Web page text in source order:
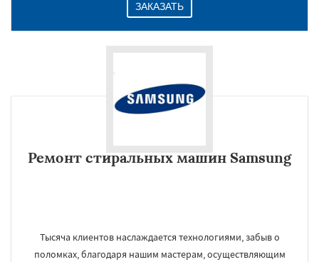
ЗАКАЗАТЬ
Ремонт стиральных машин Samsung
Тысяча клиентов наслаждается технологиями, забыв о
поломках, благодаря нашим мастерам, осуществляющим